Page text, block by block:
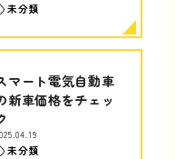
未分類
マート電気自動車
新車価格をチェッ
未分類